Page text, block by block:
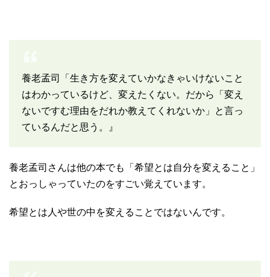
養老孟司「生き方を変えていかなきゃいけないこと
はわかっているけど、変えたくない。だから「変え
ないですむ理由をだれか教えてくれないか」と言っ
ているんだと思う。』
養老孟司さんは他の本でも「希望とは自分を変えること」
とおっしゃっていたのをすごい覚えています。
希望とは人や世の中を変えることではないんです。